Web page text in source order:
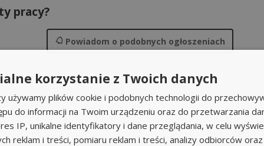
pracy?
Powiadom o podobnych ogłoszeniach
korzystanie z Twoich danych
używamy plików cookie i podobnych technologii do
do informacji na Twoim urządzeniu oraz do przetwarzania
IP, unikalne identyfikatory i dane przeglądania, w celu
reklam i treści, pomiaru reklam i treści, analizy odbiorców oraz